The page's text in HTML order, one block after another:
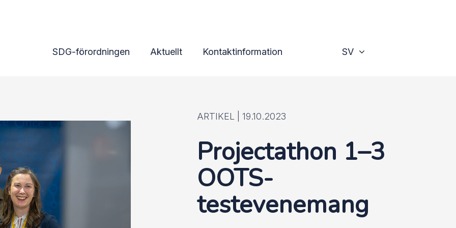
SDG-förordningen Aktuellt Kontaktinformation SV
ARTIKEL | 19.10.2023
Projectathon 1–3
OOTS-
testevenemang